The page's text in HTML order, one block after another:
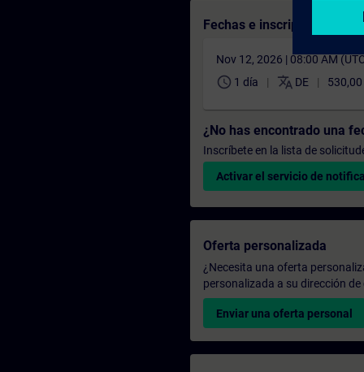
Fechas e inscripción
Nov 12, 2026 | 08:00 AM
schedule 1 día translate DE 530,00
¿No has encontrado una
Inscríbete en la lista de
Activar el servicio de
Oferta personalizada
¿Necesita una oferta
personalizada a su dirección
Enviar una oferta personal